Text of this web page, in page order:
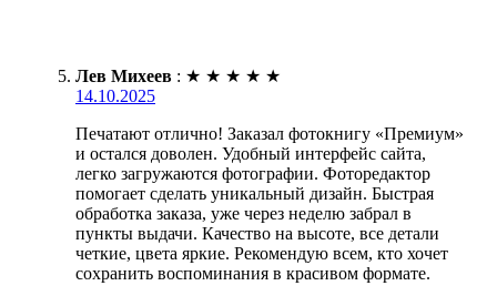
Лев Михеев : ★ ★ ★ ★ ★
14.10.2025
Печатают отлично! Заказал фотокнигу «Премиум»
и остался доволен. Удобный интерфейс сайта,
легко загружаются фотографии. Фоторедактор
помогает сделать уникальный дизайн. Быстрая
обработка заказа, уже через неделю забрал в
пункты выдачи. Качество на высоте, все детали
четкие, цвета яркие. Рекомендую всем, кто хочет
сохранить воспоминания в красивом формате.